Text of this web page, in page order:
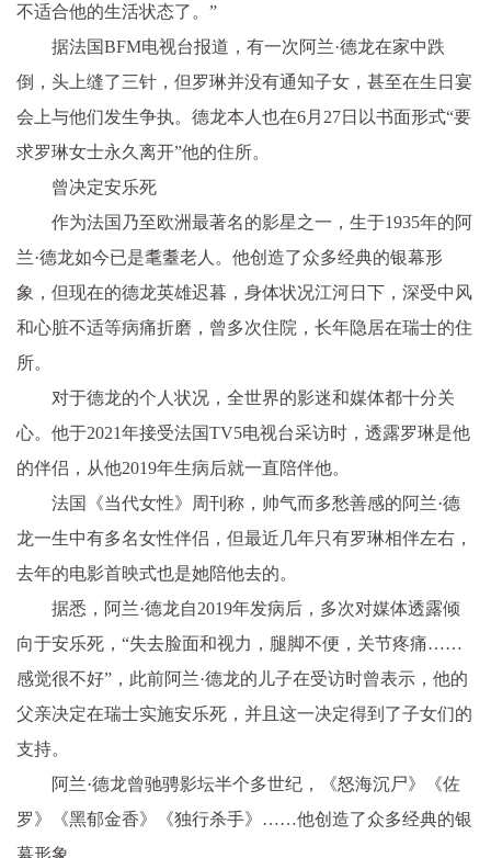
不适合他的生活状态了。”
据法国BFM电视台报道，有一次阿兰·德龙在家中跌
倒，头上缝了三针，但罗琳并没有通知子女，甚至在生日宴
会上与他们发生争执。德龙本人也在6月27日以书面形式“要
求罗琳女士永久离开”他的住所。
曾决定安乐死
作为法国乃至欧洲最著名的影星之一，生于1935年的阿
兰·德龙如今已是耄耋老人。他创造了众多经典的银幕形
象，但现在的德龙英雄迟暮，身体状况江河日下，深受中风
和心脏不适等病痛折磨，曾多次住院，长年隐居在瑞士的住
所。
对于德龙的个人状况，全世界的影迷和媒体都十分关
心。他于2021年接受法国TV5电视台采访时，透露罗琳是他
的伴侣，从他2019年生病后就一直陪伴他。
法国《当代女性》周刊称，帅气而多愁善感的阿兰·德
龙一生中有多名女性伴侣，但最近几年只有罗琳相伴左右，
去年的电影首映式也是她陪他去的。
据悉，阿兰·德龙自2019年发病后，多次对媒体透露倾
向于安乐死，“失去脸面和视力，腿脚不便，关节疼痛……
感觉很不好”，此前阿兰·德龙的儿子在受访时曾表示，他的
父亲决定在瑞士实施安乐死，并且这一决定得到了子女们的
支持。
阿兰·德龙曾驰骋影坛半个多世纪，《怒海沉尸》《佐
罗》《黑郁金香》《独行杀手》……他创造了众多经典的银
幕形象。